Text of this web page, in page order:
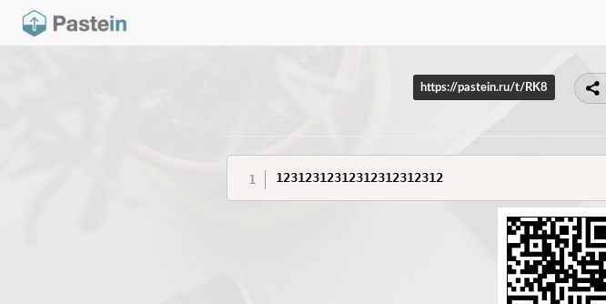
https://pastein.ru/t/RK8
12312312312312312312312